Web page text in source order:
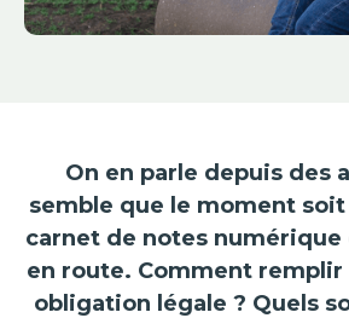
On en parle depuis des
semble que le moment
carnet de notes
en route. Comment
obligation légale ? Quels